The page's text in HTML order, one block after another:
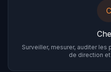
C
Surveiller, mesurer, auditer les
de direction